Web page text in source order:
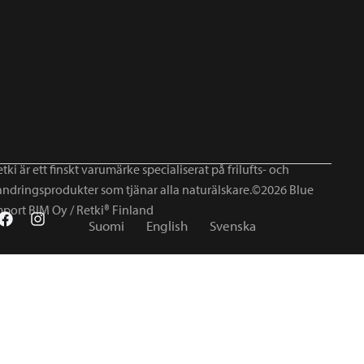
är ett finskt varumärke specialiserat på frilufts- och
som tjänar alla naturälskare.©2026 Blue
BIM Oy / Retki® Finland
Suomi English Svenska